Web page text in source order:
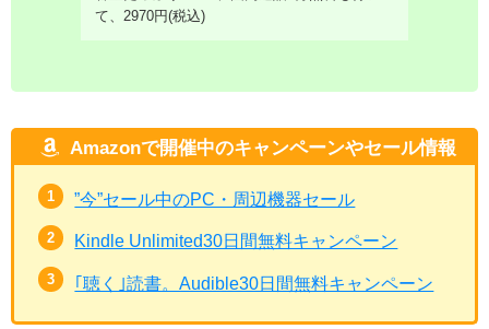
て、2970円(税込)
Amazonで開催中のキャンペーンやセール情報
”今”セール中のPC・周辺機器セール
Kindle Unlimited30日間無料キャンペーン
｢聴く｣読書。Audible30日間無料キャンペーン